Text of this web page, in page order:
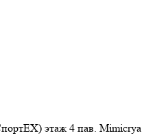
этаж 4 пав. Mimicrya